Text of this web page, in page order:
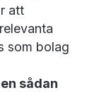
att
som bolag
sådan